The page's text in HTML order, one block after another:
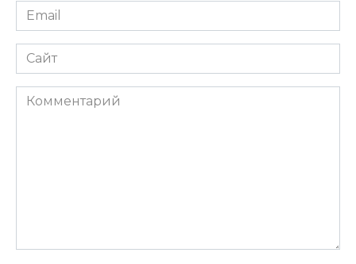
Email
*
Сайт
Комментарий